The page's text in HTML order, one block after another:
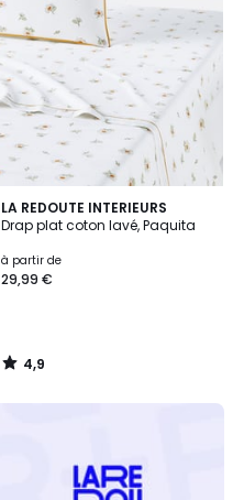
LA REDOUTE INTERIEURS
Drap plat coton lavé, Paquita
à partir de
29,99 €
4,9
/ 5
4,9
/